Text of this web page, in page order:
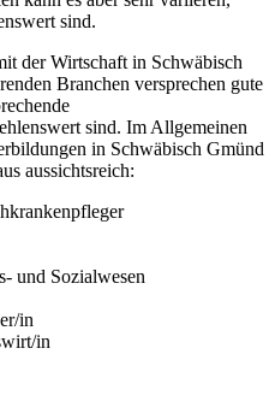
sind.
der Wirtschaft in Schwäbisch
Branchen versprechen gute
sind. Im Allgemeinen
in Schwäbisch Gmünd
aussichtsreich:
und Sozialwesen
in
in